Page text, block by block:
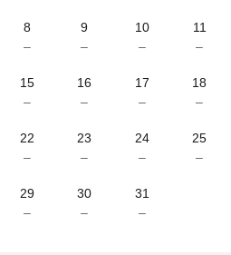
8
–
9
–
10
–
11
–
15
–
16
–
17
–
18
–
22
–
23
–
24
–
25
–
29
–
30
–
31
–